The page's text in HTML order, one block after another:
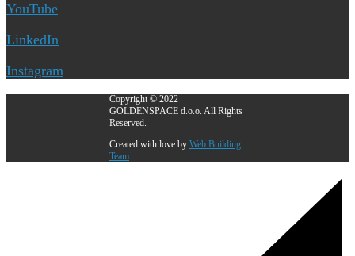
YouTube
LinkedIn
Instagram
Copyright © 2022
GOLDENSPACE d.o.o. All Rights
Reserved.
Created with love by Web Building
Team